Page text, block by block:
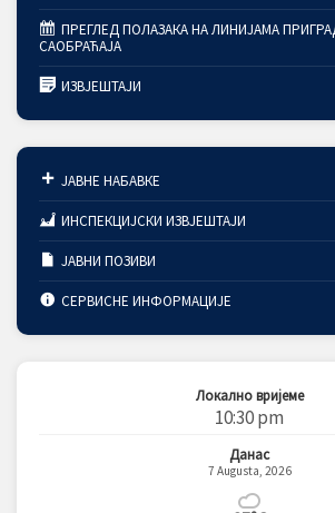
ПРЕГЛЕД ПОЛАЗАКА НА ЛИНИЈАМА
САОБРАЋАЈА
ИЗВЈЕШТАЈИ
ЈАВНЕ НАБАВКЕ
ИНСПЕКЦИЈСКИ ИЗВЈЕШТАЈИ
ЈАВНИ ПОЗИВИ
СЕРВИСНЕ ИНФОРМАЦИЈЕ
Локално вријеме
10:30 pm
Данас
7 Augusta, 2026